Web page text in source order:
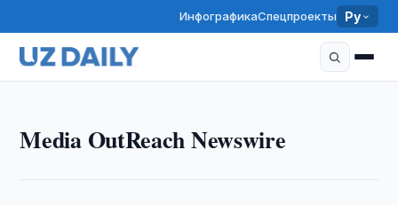
ИнфографикаСпецпроекты Ру
Media OutReach Newswire
Восточной Европе: в состав группы входит
Biofarm — лидер румынского рынка